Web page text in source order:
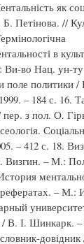
як
Б. Петінова. //
в
Ви-во Нац. ун-
поле
– 184 с. 16.
пер. з пол. О.
– 412 с. 18.
– М.:
–
В. І. Шинкарк.